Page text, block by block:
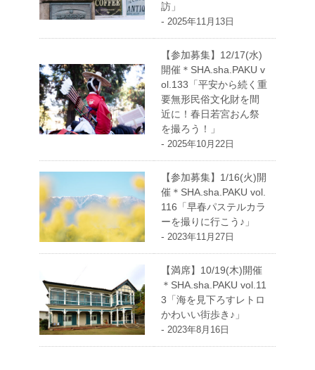
訪」
- 2025年11月13日
【参加募集】12/17(水)
開催＊SHA.sha.PAKU v
ol.133「平安から続く重
要無形民俗文化財を間
近に！春日若宮おん祭
を撮ろう！」
- 2025年10月22日
【参加募集】1/16(火)開
催＊SHA.sha.PAKU vol.
116「早春パステルカラ
ーを撮りに行こう♪」
- 2023年11月27日
【満席】10/19(木)開催
＊SHA.sha.PAKU vol.11
3「海を見下ろすレトロ
かわいい街歩き♪」
- 2023年8月16日